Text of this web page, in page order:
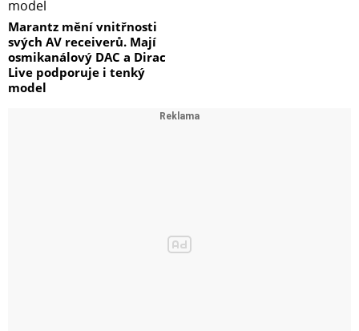
Marantz mění vnitřnosti
svých AV receiverů. Mají
osmikanálový DAC a Dirac
Live podporuje i tenký
model